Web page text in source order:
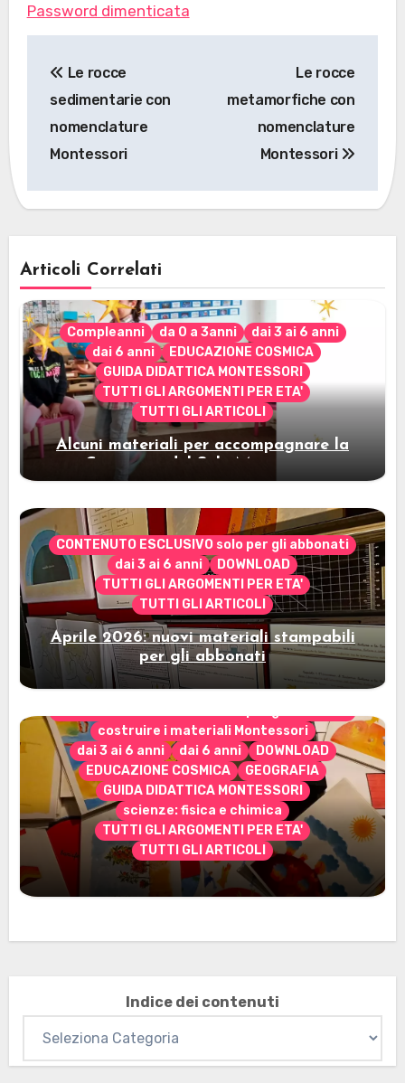
Password dimenticata
articoli
Le rocce
sedimentarie con
nomenclature
Montessori
Le rocce
metamorfiche con
nomenclature
Montessori
Articoli Correlati
Compleanni da 0 a 3anni
dai 3 ai 6 anni
dai 6 anni
EDUCAZIONE COSMICA
GUIDA DIDATTICA MONTESSORI
TUTTI GLI ARGOMENTI PER ETA'
TUTTI GLI ARTICOLI
Alcuni materiali per accompagnare la
Cerimonia del Sole Montessori
CONTENUTO ESCLUSIVO solo per gli abbonati
dai 3 ai 6 anni
DOWNLOAD
TUTTI GLI ARGOMENTI PER ETA'
TUTTI GLI ARTICOLI
Aprile 2026: nuovi materiali stampabili
per gli abbonati
costruire i materiali Montessori
dai 3 ai 6 anni
dai 6 anni
DOWNLOAD
EDUCAZIONE COSMICA
GEOGRAFIA
GUIDA DIDATTICA MONTESSORI
scienze: fisica e chimica
TUTTI GLI ARGOMENTI PER ETA'
TUTTI GLI ARTICOLI
Marzo 2026: nuovi materiali stampabili
per gli abbonati
Indice dei contenuti